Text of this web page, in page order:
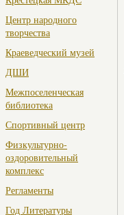
Центр народного
творчества
Краеведческий музей
ДШИ
Межпоселенческая
библиотека
Спортивный центр
Физкультурно-
оздоровительный
комплекс
Регламенты
Год Литературы